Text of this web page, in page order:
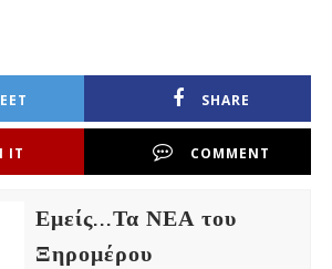
SHARE
IT COMMENT
Εμείς...Τα ΝΕΑ του
Ξηρομέρου